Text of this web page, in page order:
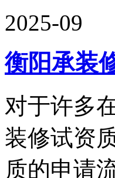
2025-09
衡阳承装
对于许多
装修试资
质的申请